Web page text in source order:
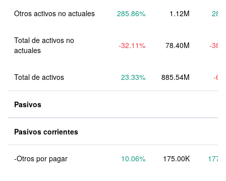
Otros activos no actuales 285.86% 1.12M
Total de activos no
actuales
-32.11% 78.40M -
Total de activos 23.33% 885.54M -
Pasivos
Pasivos corrientes
-Otros por pagar 10.06% 175.00K